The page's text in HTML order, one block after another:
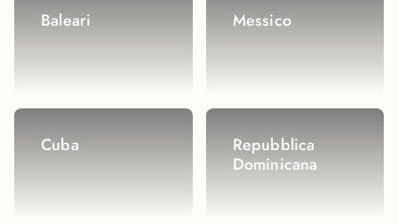
Baleari Messico
Cuba
Repubblica
Dominicana